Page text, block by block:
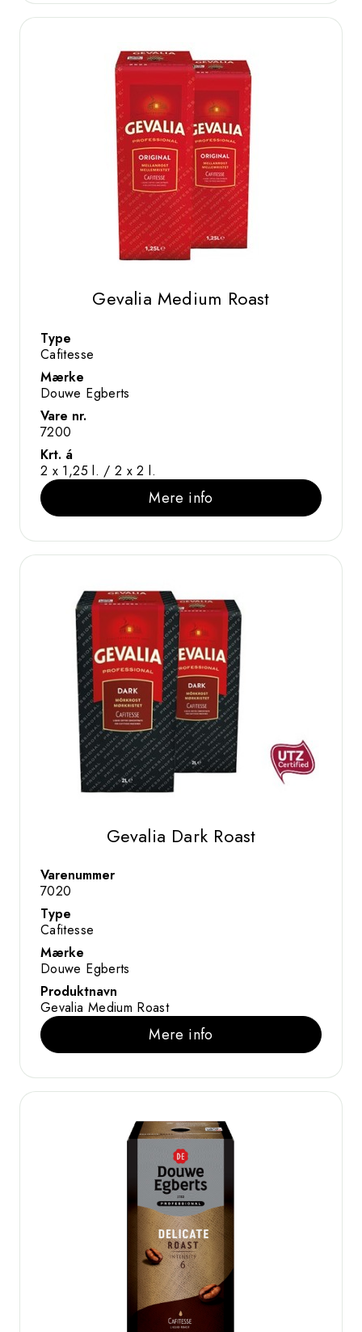
Gevalia Medium Roast
Type
Cafitesse
Mærke
Douwe Egberts
Vare nr.
7200
Krt. á
2 x 1,25 l. / 2 x 2 l.
Mere info
Gevalia Dark Roast
Varenummer
7020
Type
Cafitesse
Mærke
Douwe Egberts
Produktnavn
Gevalia Medium Roast
Mere info